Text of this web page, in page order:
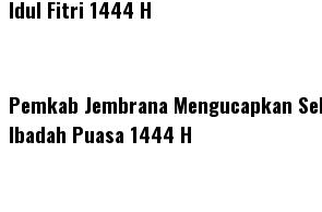
Idul Fitri 1444 H
Pemkab Jembrana Mengucapkan
Ibadah Puasa 1444 H